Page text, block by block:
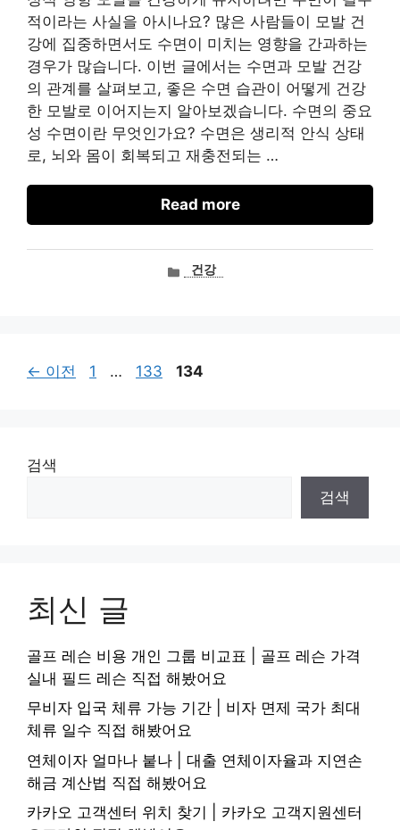
적이라는 사실을 아시나요? 많은 사람들이 모발 건
강에 집중하면서도 수면이 미치는 영향을 간과하는
경우가 많습니다. 이번 글에서는 수면과 모발 건강
의 관계를 살펴보고, 좋은 수면 습관이 어떻게 건강
한 모발로 이어지는지 알아보겠습니다. 수면의 중요
성 수면이란 무엇인가요? 수면은 생리적 안식 상태
로, 뇌와 몸이 회복되고 재충전되는 …
Read more
카건강
← 이전
페
1 …
페
133
페
134
검색
검색
최신 글
골프 레슨 비용 개인 그룹 비교표 | 골프 레슨 가격
실내 필드 레슨 직접 해봤어요
무비자 입국 체류 가능 기간 | 비자 면제 국가 최대
체류 일수 직접 해봤어요
연체이자 얼마나 붙나 | 대출 연체이자율과 지연손
해금 계산법 직접 해봤어요
카카오 고객센터 위치 찾기 | 카카오 고객지원센터